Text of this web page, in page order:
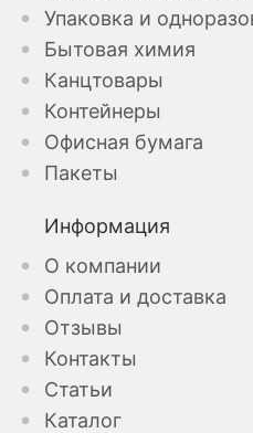
Упаковка и
Бытовая химия
Канцтовары
Контейнеры
Офисная бумага
Пакеты
Информация
О компании
Оплата и доставка
Отзывы
Контакты
Статьи
Каталог